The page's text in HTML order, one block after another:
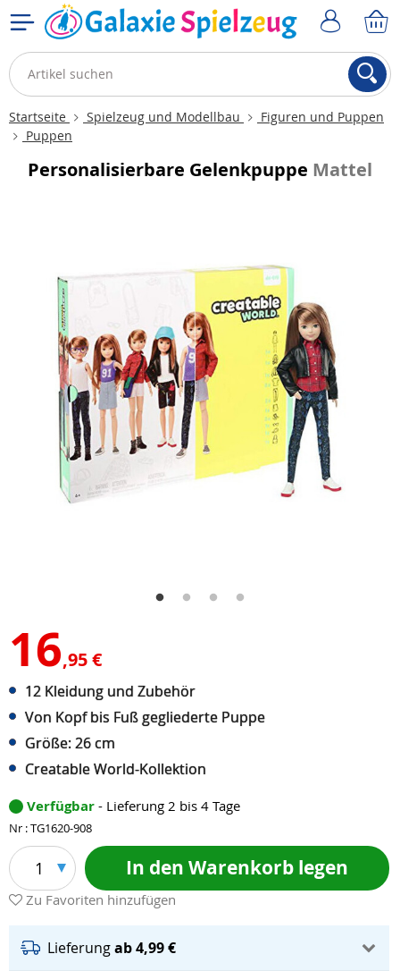
Startseite Spielzeug und Modellbau
Figuren und Puppen
Puppen
Personalisierbare Gelenkpuppe Mattel
16,95 €
12 Kleidung und Zubehör
Von Kopf bis Fuß gegliederte Puppe
Größe: 26 cm
Creatable World-Kollektion
Verfügbar - Lieferung 2 bis 4 Tage
Nr : TG1620-908
1 In den Warenkorb legen
Zu Favoriten hinzufügen
Lieferungab 4,99 €